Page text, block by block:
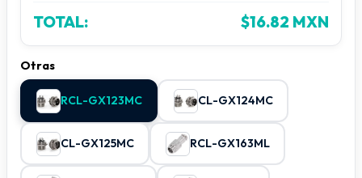
TOTAL: $16.82 MXN
Otras
RCL-GX123MC CL-GX124MC
CL-GX125MC RCL-GX163ML